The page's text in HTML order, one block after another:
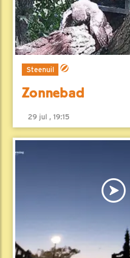
Steenuil
Zonnebad
29 jul , 19:15